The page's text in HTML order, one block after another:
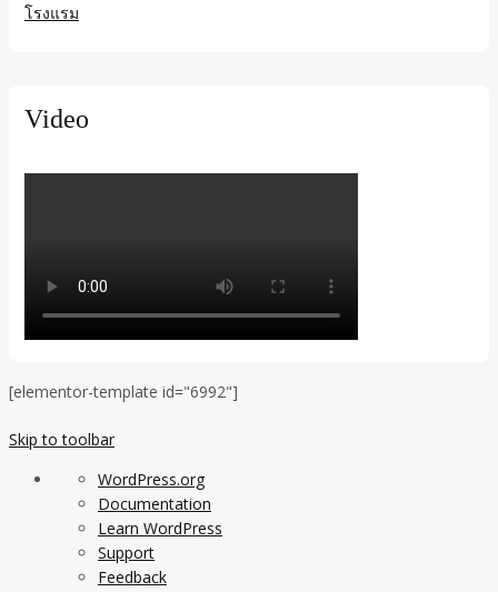
โรงแรม
Video
[elementor-template id="6992"]
Skip to toolbar
About
WordPress
WordPress.org
Documentation
Learn WordPress
Support
Feedback